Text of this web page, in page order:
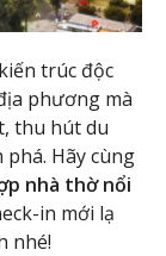
trúc độc
phương mà
thu hút du
Hãy cùng
nhà thờ nổi
in mới lạ
nhé!